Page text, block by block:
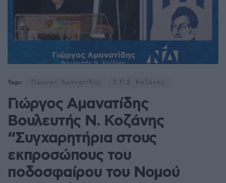
Tags: Γιώργος Αμανατίδης Ε.Π.Σ. Κοζάνης
Γιώργος Αμανατίδης
Βουλευτής Ν. Κοζάνης
“Συγχαρητήρια στους
εκπροσώπους του
ποδοσφαίρου του Νομού